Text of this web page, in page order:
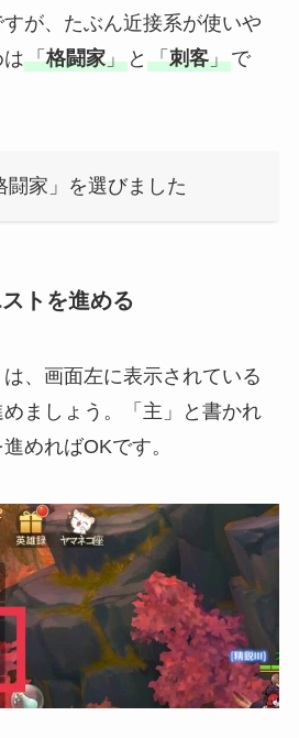
が、たぶん近接系が使いや
「格闘家」と 「刺客」で
闘家」を選びました
トを進める
、画面左に表示されている
ましょう。「主」と書かれ
めればOKです。